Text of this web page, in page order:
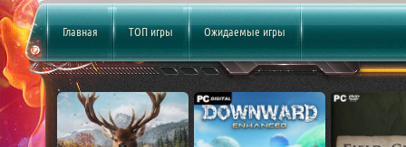
Главная ТОП игры Ожидаемые игры